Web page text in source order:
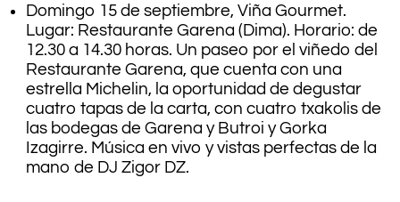
Domingo 15 de septiembre, Viña Gourmet.
Lugar: Restaurante Garena (Dima). Horario: de
12.30 a 14.30 horas. Un paseo por el viñedo del
Restaurante Garena, que cuenta con una
estrella Michelin, la oportunidad de degustar
cuatro tapas de la carta, con cuatro txakolis de
las bodegas de Garena y Butroi y Gorka
Izagirre. Música en vivo y vistas perfectas de la
mano de DJ Zigor DZ.